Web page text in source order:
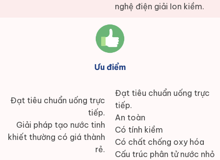
nghệ điện giải Ion kiềm.
Đạt tiêu chuẩn uống trực
tiếp.
Giải pháp tạo nước tinh
khiết thường có giá thành
rẻ.
Ưu điểm
Đạt tiêu chuẩn uống trực
tiếp.
An toàn
Có tính kiềm
Có chất chống oxy hóa
Cấu trúc phân tử nước nhỏ